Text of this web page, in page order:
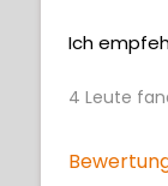
Ich
4 Leute